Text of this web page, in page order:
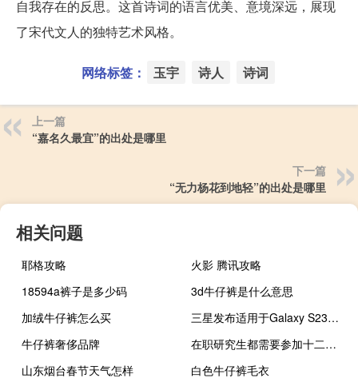
自我存在的反思。这首诗词的语言优美、意境深远，展现
了宋代文人的独特艺术风格。
网络标签： 玉宇 诗人 诗词
上一篇
“嘉名久最宜”的出处是哪里
下一篇
“无力杨花到地轻”的出处是哪里
相关问题
耶格攻略
火影 腾讯攻略
18594a裤子是多少码
3d牛仔裤是什么意思
加绒牛仔裤怎么买
三星发布适用于Galaxy S23和S21等的Camera Assistant
牛仔裤奢侈品牌
在职研究生都需要参加十二月联考吗
山东烟台春节天气怎样
白色牛仔裤毛衣